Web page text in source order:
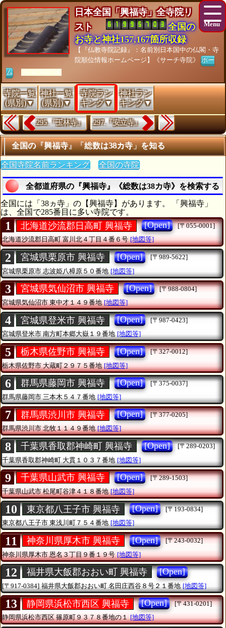
日本全国「興福寺」全寺院リ
スト
全国の
お寺と神社157,167箇所収録
【『仏教寺院記録』：名前別日本国中の仏閣・寺
院順位情報ホームページ】《サーチ寺院》ホー
ム
[As of 26/07/28]
寺院一覧
(県別)▼
神社一覧
(県別)▼
寺院ラン
キング▼
神社ラン
キング▼
295.『玉林寺』 297.『安立寺』
全国の『興福寺』「総数は38カ寺」を知る
全国寺院名前ランキング 全国の寺院
全都道府県の『興福寺』《総数は38カ寺》を検索する
全国には「38ヵ寺」の【興福寺】があります。 「興福寺」
は、全国で285番目に多い寺院です。
1 北海道沙流郡日高町 興福寺 [Open]
[〒055-0001]
北海道沙流郡日高町富川北４丁目４番６号 [地図等]
2 宮城県栗原市 興福寺 [Open]
[〒989-5622]
宮城県栗原市 志波姫八樟原５０番地 [地図等]
3 宮城県気仙沼市 興福寺 [Open]
[〒988-0804]
宮城県気仙沼市東中才１４９番地 [地図等]
4 宮城県登米市 興福寺 [Open]
[〒987-0423]
宮城県登米市南方町本郷大嶽１９番地 [地図等]
5 栃木県佐野市 興福寺 [Open]
[〒327-0012]
栃木県佐野市大蔵町２９７５番地 [地図等]
6 群馬県藤岡市 興福寺 [Open]
[〒375-0037]
群馬県藤岡市 三本木５４７番地 [地図等]
7 群馬県渋川市 興福寺 [Open]
[〒377-0205]
群馬県渋川市北牧１１４９番地 [地図等]
8 千葉県香取郡神崎町 興福寺 [Open]
[〒289-0203]
千葉県香取郡神崎町 大貫１０３７番地 [地図等]
9 千葉県山武市 興福寺 [Open]
[〒289-1503]
千葉県山武市松尾町谷津４１８番地 [地図等]
10 東京都八王子市 興福寺 [Open]
[〒193-0834]
東京都八王子市東浅川町７５４番地 [地図等]
11 神奈川県厚木市 興福寺 [Open]
[〒243-0032]
神奈川県厚木市恩名３丁目９番１９号 [地図等]
12 福井県大飯郡おおい町 興福寺 [Open]
[〒917-0384] 福井県大飯郡おおい町 名田庄西谷８号２１番地 [地図等]
13 静岡県浜松市西区 興福寺 [Open]
[〒431-0201]
静岡県浜松市西区篠原町９３７８番地の１ [地図等]